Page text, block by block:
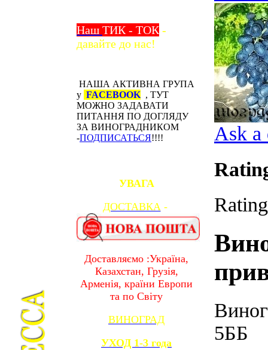
Наш ТИК - ТОК -
давайте до нас!
НАША АКТИВНА ГРУПА
у FACEBOOK, ТУТ
МОЖНО ЗАДАВАТИ
ПИТАННЯ ПО ДОГЛЯДУ
ЗА ВИНОГРАДНИКОМ
-ПОДПИСАТЬСЯ!!!!
УВАГА
ДОСТАВКА-
Доставляємо :Україна,
Казахстан, Грузія,
Арменія, країни Европи
та по Світу
ВИНОГРАД
УХОД 1-3 года
Ask a
5ББ